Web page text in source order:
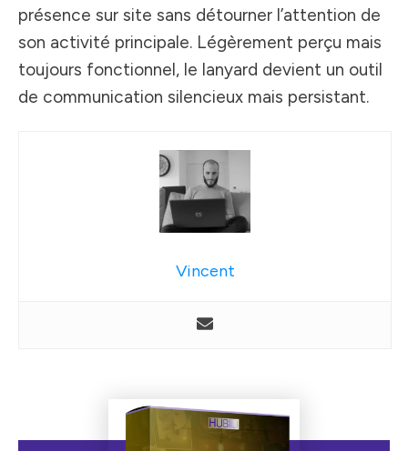
présence sur site sans détourner l’attention de
son activité principale. Légèrement perçu mais
toujours fonctionnel, le lanyard devient un outil
de communication silencieux mais persistant.
Vincent